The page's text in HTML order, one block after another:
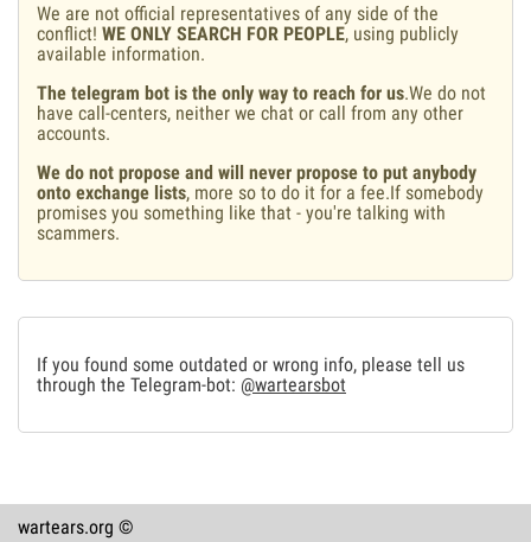
We are not official representatives of any side of the
conflict! WE ONLY SEARCH FOR PEOPLE, using publicly
available information.
The telegram bot is the only way to reach for us.We do not
have call-centers, neither we chat or call from any other
accounts.
We do not propose and will never propose to put anybody
onto exchange lists, more so to do it for a fee.If somebody
promises you something like that - you're talking with
scammers.
If you found some outdated or wrong info, please tell us
through the Telegram-bot: @wartearsbot
wartears.org ©